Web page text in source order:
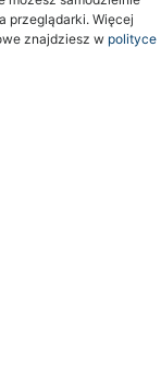
przeglądarki. Więcej
znajdziesz w polityce